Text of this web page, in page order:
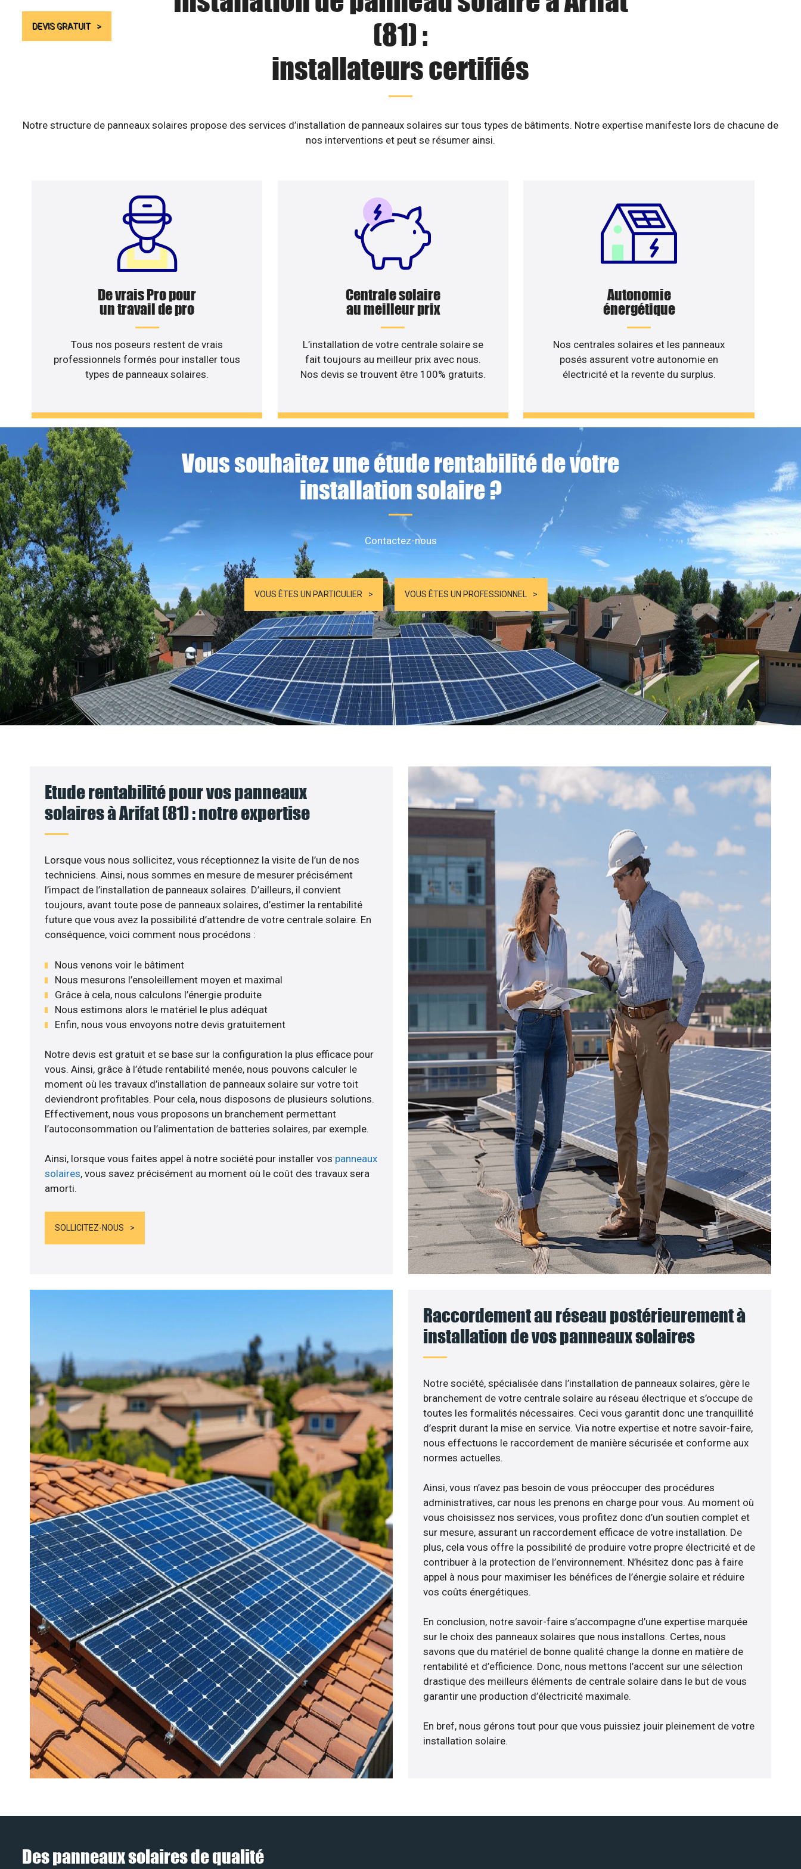
DEVIS GRATUIT
(81) :
installateurs certifiés
Notre structure de panneaux solaires propose des services d’installation de panneaux solaires sur tous types de bâtiments. Notre expertise manifeste lors de chacune de
nos interventions et peut se résumer ainsi.
De vrais Pro pour
un travail de pro
Tous nos poseurs restent de vrais
professionnels formés pour installer tous
types de panneaux solaires.
Centrale solaire
au meilleur prix
L’installation de votre centrale solaire se
fait toujours au meilleur prix avec nous.
Nos devis se trouvent être 100% gratuits.
Autonomie
énergétique
Nos centrales solaires et les panneaux
posés assurent votre autonomie en
électricité et la revente du surplus.
Vous souhaitez une étude rentabilité de votre
installation solaire ?
Contactez-nous
VOUS ÊTES UN PARTICULIER VOUS ÊTES UN PROFESSIONNEL
Etude rentabilité pour vos panneaux
solaires à Arifat (81) : notre expertise
Lorsque vous nous sollicitez, vous réceptionnez la visite de l’un de nos
techniciens. Ainsi, nous sommes en mesure de mesurer précisément
l’impact de l’installation de panneaux solaires. D’ailleurs, il convient
toujours, avant toute pose de panneaux solaires, d’estimer la rentabilité
future que vous avez la possibilité d’attendre de votre centrale solaire. En
conséquence, voici comment nous procédons :
Nous venons voir le bâtiment
Nous mesurons l’ensoleillement moyen et maximal
Grâce à cela, nous calculons l’énergie produite
Nous estimons alors le matériel le plus adéquat
Enfin, nous vous envoyons notre devis gratuitement
Notre devis est gratuit et se base sur la configuration la plus efficace pour
vous. Ainsi, grâce à l’étude rentabilité menée, nous pouvons calculer le
moment où les travaux d’installation de panneaux solaire sur votre toit
deviendront profitables. Pour cela, nous disposons de plusieurs solutions.
Effectivement, nous vous proposons un branchement permettant
l’autoconsommation ou l’alimentation de batteries solaires, par exemple.
Ainsi, lorsque vous faites appel à notre société pour installer vos panneaux
solaires, vous savez précisément au moment où le coût des travaux sera
amorti.
SOLLICITEZ-NOUS
Raccordement au réseau postérieurement à
installation de vos panneaux solaires
Notre société, spécialisée dans l’installation de panneaux solaires, gère le
branchement de votre centrale solaire au réseau électrique et s’occupe de
toutes les formalités nécessaires. Ceci vous garantit donc une tranquillité
d’esprit durant la mise en service. Via notre expertise et notre savoir-faire,
nous effectuons le raccordement de manière sécurisée et conforme aux
normes actuelles.
Ainsi, vous n’avez pas besoin de vous préoccuper des procédures
administratives, car nous les prenons en charge pour vous. Au moment où
vous choisissez nos services, vous profitez donc d’un soutien complet et
sur mesure, assurant un raccordement efficace de votre installation. De
plus, cela vous offre la possibilité de produire votre propre électricité et de
contribuer à la protection de l’environnement. N’hésitez donc pas à faire
appel à nous pour maximiser les bénéfices de l’énergie solaire et réduire
vos coûts énergétiques.
En conclusion, notre savoir-faire s’accompagne d’une expertise marquée
sur le choix des panneaux solaires que nous installons. Certes, nous
savons que du matériel de bonne qualité change la donne en matière de
rentabilité et d’efficience. Donc, nous mettons l’accent sur une sélection
drastique des meilleurs éléments de centrale solaire dans le but de vous
garantir une production d’électricité maximale.
En bref, nous gérons tout pour que vous puissiez jouir pleinement de votre
installation solaire.
Des panneaux solaires de qualité